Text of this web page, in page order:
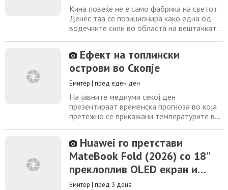
Кина повеќе не е само фабрика на светот.
Денес таа се позиционира како една од
водечките сили во областа на вештачката
кинеските мегаградови Шенжен, Донггуан
и Чонгчинг покажува како земјата гради
технолошки екосистем што има амбиција
да ја постави на самиот светски врв.
Рубрика:
Ефект на топлински
острови во Скопје
Емитер | пред еден ден
На јавните медиуми секој ден
презентираат временска прогноза во која
претежно се прикажани температурите во
овие жешки денови за Скопје се прикажува
максимална дневна температура од 40 о
С, но дали вредноста на оваа температура
е веродостојна за целиот град? Мене
особено ме интересира
Huawei го претстави
MateBook Fold (2026) со 18”
преклоплив OLED екран и
Kirin X90 Plus
Емитер | пред 3 дена